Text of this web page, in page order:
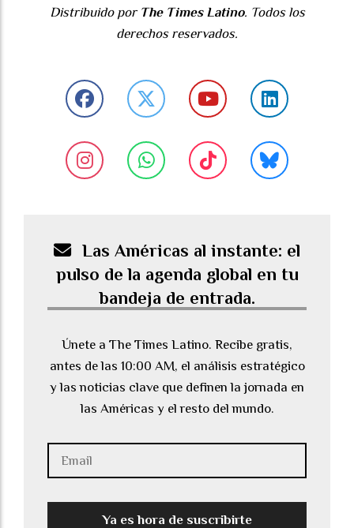
Distribuido por The Times Latino. Todos los
derechos reservados.
Las Américas al instante: el
pulso de la agenda global en tu
bandeja de entrada.
Únete a The Times Latino. Recibe gratis,
antes de las 10:00 AM, el análisis estratégico
y las noticias clave que definen la jornada en
las Américas y el resto del mundo.
Ya es hora de suscribirte